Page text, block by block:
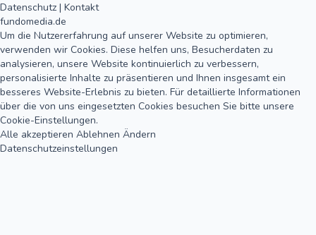
Datenschutz | Kontakt
fundomedia.de
Um die Nutzererfahrung auf unserer Website zu optimieren,
verwenden wir Cookies. Diese helfen uns, Besucherdaten zu
analysieren, unsere Website kontinuierlich zu verbessern,
personalisierte Inhalte zu präsentieren und Ihnen insgesamt ein
besseres Website-Erlebnis zu bieten. Für detaillierte Informationen
über die von uns eingesetzten Cookies besuchen Sie bitte unsere
Cookie-Einstellungen.
Alle akzeptieren Ablehnen Ändern
Datenschutzeinstellungen